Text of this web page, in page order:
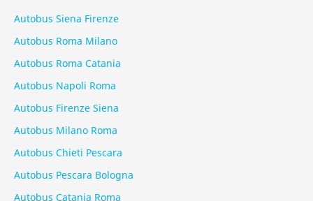
Autobus Siena Firenze
Autobus Roma Milano
Autobus Roma Catania
Autobus Napoli Roma
Autobus Firenze Siena
Autobus Milano Roma
Autobus Chieti Pescara
Autobus Pescara Bologna
Autobus Catania Roma